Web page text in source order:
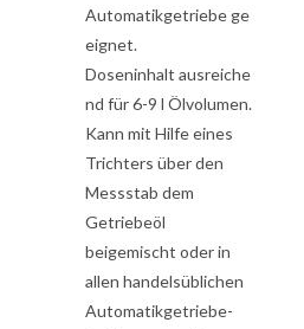
Automatikgetriebe ge
eignet.
Doseninhalt ausreiche
nd für 6-9 l Ölvolumen.
Kann mit Hilfe eines
Trichters über den
Messstab dem
Getriebeöl
beigemischt oder in
allen handelsüblichen
Automatikgetriebe-